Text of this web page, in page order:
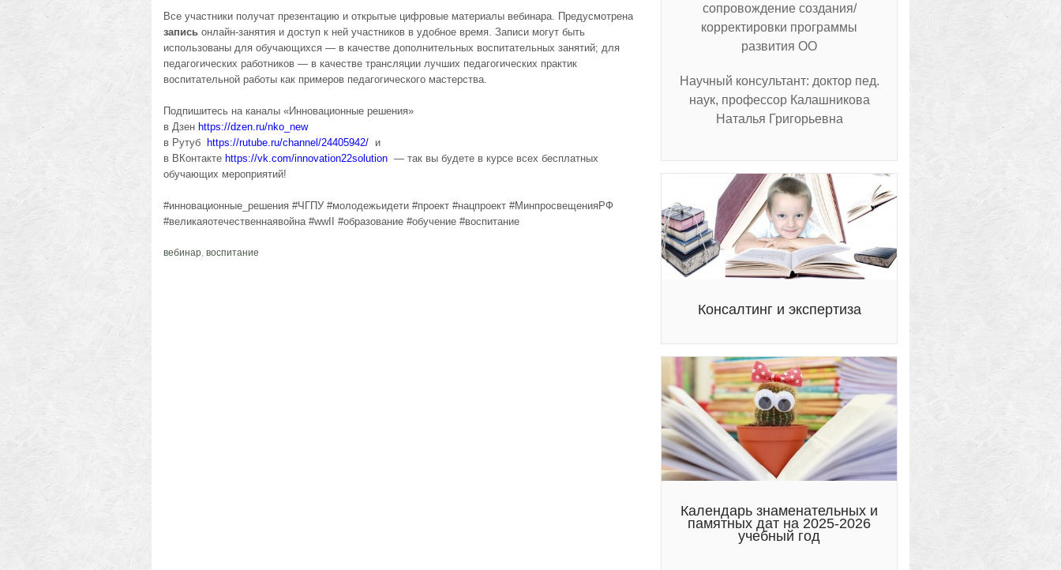
Все участники получат презентацию и открытые цифровые материалы вебинара. Предусмотрена
запись онлайн-занятия и доступ к ней участников в удобное время. Записи могут быть
использованы для обучающихся — в качестве дополнительных воспитательных занятий; для
педагогических работников — в качестве трансляции лучших педагогических практик
воспитательной работы как примеров педагогического мастерства.
Подпишитесь на каналы «Инновационные решения»
в Дзен https://dzen.ru/nko_new
в Рутуб
https://rutube.ru/channel/24405942/ и
в ВКонтакте https://vk.com/innovation22solution — так вы будете в курсе всех бесплатных
обучающих мероприятий!
#инновационные_решения #ЧГПУ #молодежьидети #проект #нацпроект #МинпросвещенияРФ
#великаяотечественнаявойна #wwII #образование #обучение #воспитание
вебинар, воспитание
сопровождение создания/
корректировки программы
развития ОО
Научный консультант: доктор пед.
наук, профессор Калашникова
Наталья Григорьевна
Консалтинг и экспертиза
Календарь знаменательных и
памятных дат на 2025-2026
учебный год